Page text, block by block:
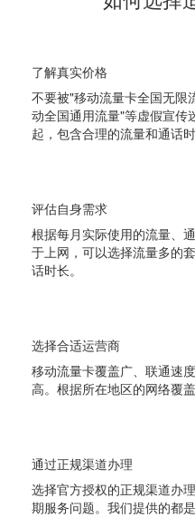
了解真实价格
不要被"移动流量卡全国无限
动全国通用流量"等虚假宣传
起，包含合理的流量和通话时
评估自身需求
根据每月实际使用的流量、
于上网，可以选择流量多的
话时长。
选择合适运营商
移动流量卡覆盖广、联通速
高。根据所在地区的网络覆
通过正规渠道办理
选择官方授权的正规渠道办
期服务问题。我们提供的都